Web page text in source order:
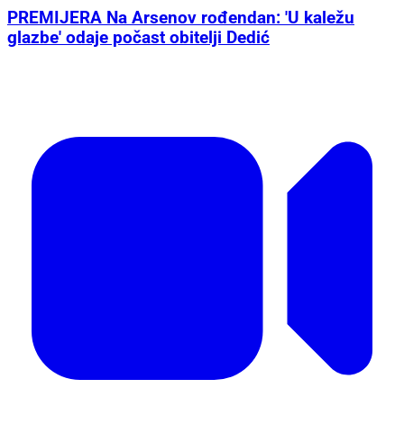
PREMIJERA Na Arsenov rođendan: 'U kaležu
glazbe' odaje počast obitelji Dedić